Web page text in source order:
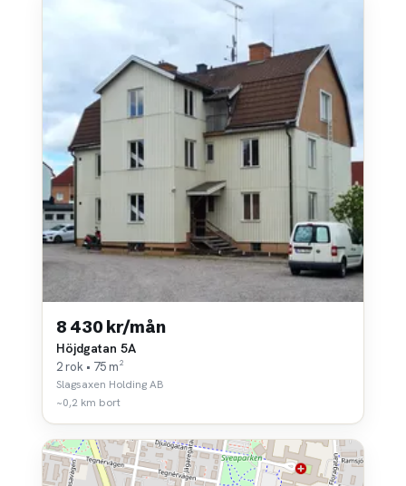
8 430 kr/mån
Höjdgatan 5A
2 rok • 75 m²
Slagsaxen Holding AB
~0,2 km bort